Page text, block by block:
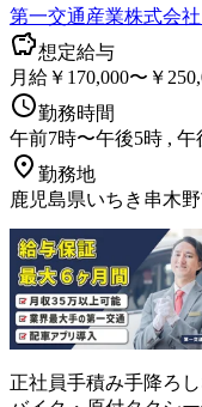
第一交通産業株式会
想定給与
月給￥170,000〜￥
勤務時間
午前7時〜午後5時 ,
勤務地
鹿児島県いちき串木
正社員手積み手降ろ